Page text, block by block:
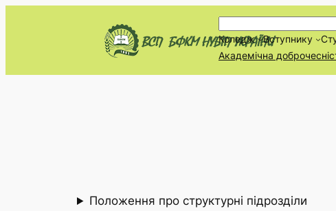
о
ш
у
Коледж Вступнику
Академічна
Положення про структурні підрозділи